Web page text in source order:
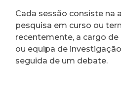
Cada sessão consiste na
pesquisa em curso ou
recentemente, a cargo
ou equipa de investigação
seguida de um debate.